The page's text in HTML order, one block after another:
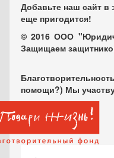
Добавьте наш сайт в
еще пригодится!
© 2016 ООО
Защищаем
помощи?) Мы